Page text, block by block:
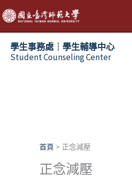
跳
至
主
學生事務處┆學生輔導中心
Student Counseling Center
首頁 正念減壓
正念減壓